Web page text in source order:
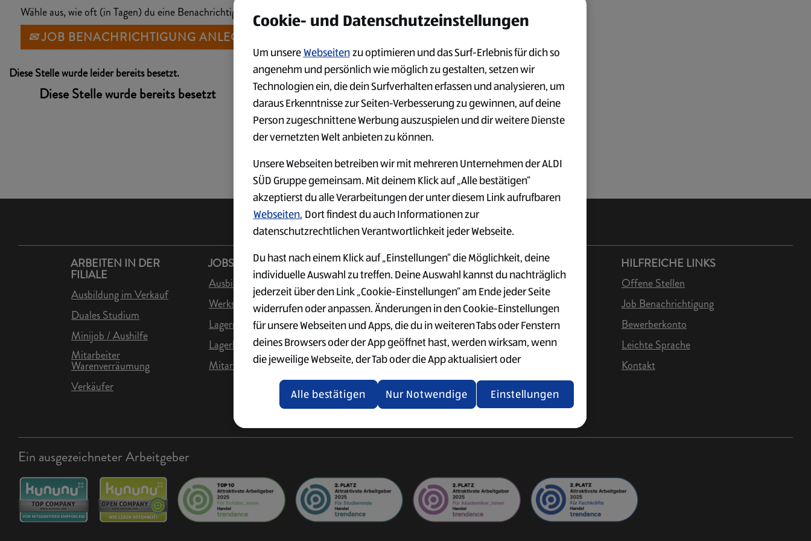
Wähle aus, wie oft (in Tagen) du eine Benachrichtigung erhalten möchtest:
JOB BENACHRICHTIGUNG ANLEGEN
Diese Stelle wurde leider bereits besetzt.
Diese Stelle wurde bereits besetzt
ARBEITEN IN DER
FILIALE
Ausbildung im Verkauf
Duales Studium
Minijob / Aushilfe
Mitarbeiter
Warenverräumung
Verkäufer
JOBS IM LAGER
Ausbildung in der Logistik
Werkstudent Logistik
Lagermitarbeiter
Lagerhelfer
Mitarbeiter Logistik
JOBS IN DER
VERWALTUNG
Ausbildung im Büro
Einkauf & Qualitätswesen
Supply Chain Management
IT
Einstiegsmöglichkeiten
ARBEITGEBER ALDI
SÜD
Vorteile
Gehalt
Standorte
Bewerbung
Internationale Karriere
HILFREICHE LINKS
Offene Stellen
Job Benachrichtigung
Bewerberkonto
Leichte Sprache
Kontakt
Ein ausgezeichneter Arbeitgeber
Cookie- und Datenschutzeinstellungen
Um unsereWebseitenzu optimieren und das Surf-Erlebnis für dich so
angenehm und persönlich wie möglich zu gestalten, setzen wir
Technologien ein, die dein Surfverhalten erfassen und analysieren, um
daraus Erkenntnisse zur Seiten-Verbesserung zu gewinnen, auf deine
Person zugeschnittene Werbung auszuspielen und dir weitere Dienste
der vernetzten Welt anbieten zu können.
Unsere Webseiten betreiben wir mit mehreren Unternehmen der ALDI
SÜD Gruppe gemeinsam. Mit deinem Klick auf „Alle bestätigen“
akzeptierst du alle Verarbeitungen der unter diesem Link aufrufbaren
Webseiten. Dort findest du auch Informationen zur
datenschutzrechtlichen Verantwortlichkeit jeder Webseite.
Du hast nach einem Klick auf „Einstellungen“ die Möglichkeit, deine
individuelle Auswahl zu treffen. Deine Auswahl kannst du nachträglich
jederzeit über den Link „Cookie-Einstellungen“ am Ende jeder Seite
widerrufen oder anpassen. Änderungen in den Cookie-Einstellungen
für unsere Webseiten und Apps, die du in weiteren Tabs oder Fenstern
deines Browsers oder der App geöffnet hast, werden wirksam, wenn
die jeweilige Webseite, der Tab oder die App aktualisiert oder
geschlossen und anschließend wieder geöffnet werden.
Weitere Informationen stellen wir dir in unserer Datenschutzerklärung
Einstellungen
Nur Notwendige
Alle bestätigen